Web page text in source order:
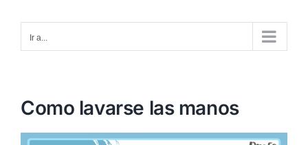
Ir a...
Como lavarse las manos